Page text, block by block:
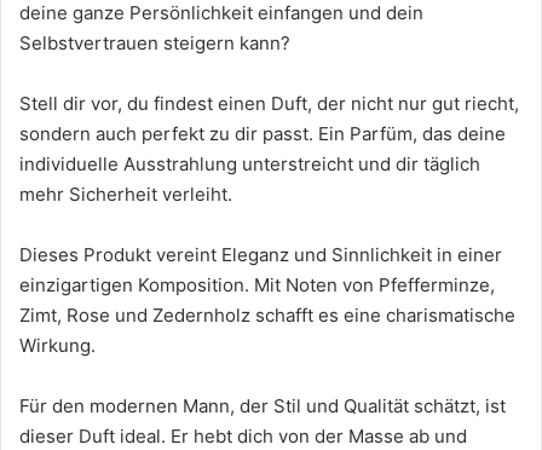
deine ganze Persönlichkeit einfangen und dein
Selbstvertrauen steigern kann?
Stell dir vor, du findest einen Duft, der nicht nur gut riecht,
sondern auch perfekt zu dir passt. Ein Parfüm, das deine
individuelle Ausstrahlung unterstreicht und dir täglich
mehr Sicherheit verleiht.
Dieses Produkt vereint Eleganz und Sinnlichkeit in einer
einzigartigen Komposition. Mit Noten von Pfefferminze,
Zimt, Rose und Zedernholz schafft es eine charismatische
Wirkung.
Für den modernen Mann, der Stil und Qualität schätzt, ist
dieser Duft ideal. Er hebt dich von der Masse ab und